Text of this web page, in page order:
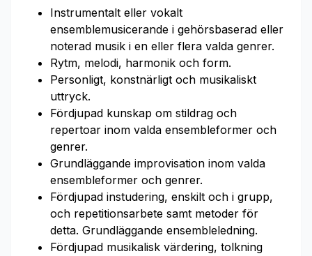
Instrumentalt eller vokalt
ensemblemusicerande i gehörsbaserad eller
noterad musik i en eller flera valda genrer.
Rytm, melodi, harmonik och form.
Personligt, konstnärligt och musikaliskt
uttryck.
Fördjupad kunskap om stildrag och
repertoar inom valda ensembleformer och
genrer.
Grundläggande improvisation inom valda
ensembleformer och genrer.
Fördjupad instudering, enskilt och i grupp,
och repetitionsarbete samt metoder för
detta. Grundläggande ensembleledning.
Fördjupad musikalisk värdering, tolkning